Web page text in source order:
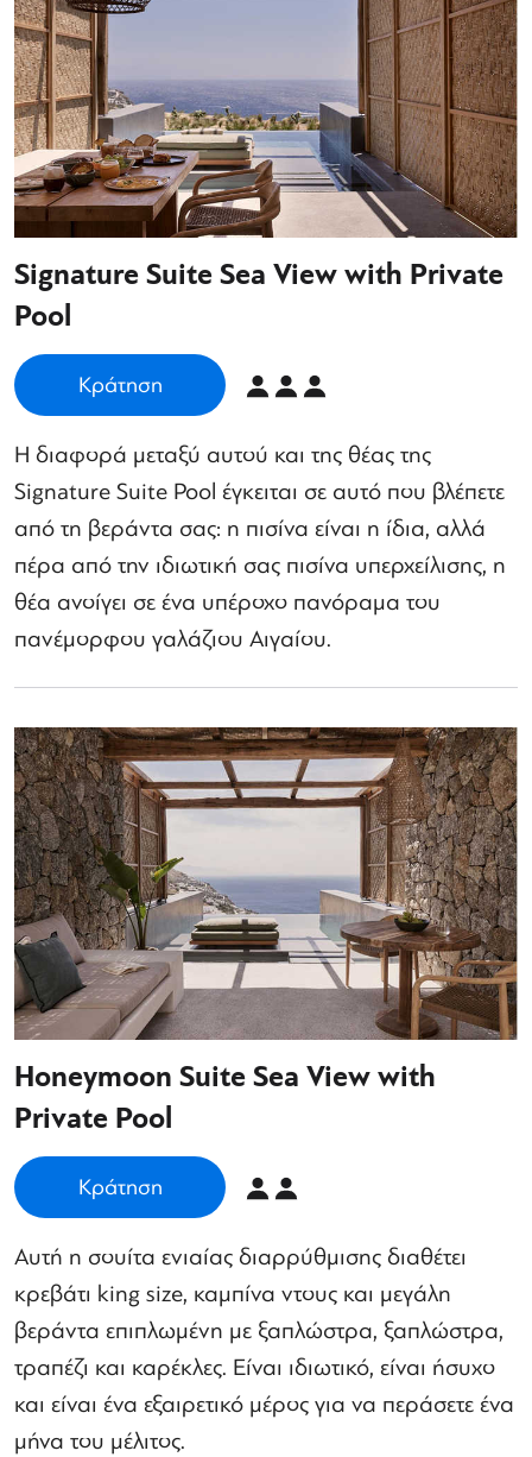
Signature Suite Sea View with Private
Pool
Κράτηση
Η διαφορά μεταξύ αυτού και της θέας της
Signature Suite Pool έγκειται σε αυτό που βλέπετε
από τη βεράντα σας: η πισίνα είναι η ίδια, αλλά
πέρα ​​από την ιδιωτική σας πισίνα υπερχείλισης, η
θέα ανοίγει σε ένα υπέροχο πανόραμα του
πανέμορφου γαλάζιου Αιγαίου.
Honeymoon Suite Sea View with
Private Pool
Κράτηση
Αυτή η σουίτα ενιαίας διαρρύθμισης διαθέτει
κρεβάτι king size, καμπίνα ντους και μεγάλη
βεράντα επιπλωμένη με ξαπλώστρα, ξαπλώστρα,
τραπέζι και καρέκλες. Είναι ιδιωτικό, είναι ήσυχο
και είναι ένα εξαιρετικό μέρος για να περάσετε ένα
μήνα του μέλιτος.